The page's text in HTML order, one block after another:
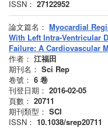
ISSN： 27122952
論文篇名： Myocardial
With Left Intra-Ventricular
Failure: A Cardiovascular
作者： 江福田
期刊名： Sci Rep
卷號： 6 卷
刊登日期： 2016-02-05
頁數： 20711
期刊類型： SCI
ISSN： 10.1038/srep20711